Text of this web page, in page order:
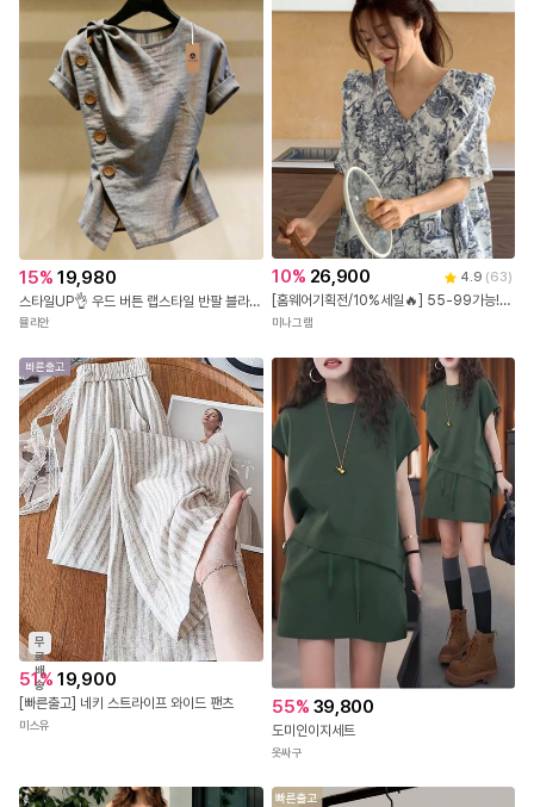
15% 19,980
스타일UP👌 우드 버튼 랩스타일 반팔 블라우스
뮬리안
10% 26,900 4.9 (63)
[홈웨어기획전/10%세일🔥] 55-99가능! [꿀잠3세트] 빅사이즈잠옷 7부바지 반바지
미나그램
무
료
배
송
51% 19,900
[빠른출고] 네키 스트라이프 와이드 팬츠
미스유
55% 39,800
도미인이지세트
옷싸구